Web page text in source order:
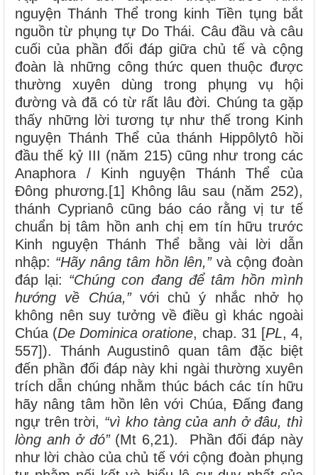
nguyện Thánh Thể trong kinh Tiền tụng bắt
nguồn từ phụng tự Do Thái. Câu đầu và câu
cuối của phần đối đáp giữa chủ tế và cộng
đoàn là những công thức quen thuộc được
thường xuyên dùng trong phụng vụ hội
đường và đã có từ rất lâu đời. Chúng ta gặp
thấy những lời tương tự như thế trong Kinh
nguyện Thánh Thể của thánh Hippôlytô hồi
đầu thế kỷ III (năm 215) cũng như trong các
Anaphora / Kinh nguyện Thánh Thể của
Đông phương.[1] Không lâu sau (năm 252),
thánh Cyprianô cũng báo cáo rằng vị tư tế
chuẩn bị tâm hồn anh chị em tín hữu trước
Kinh nguyện Thánh Thể bằng vài lời dẫn
nhập: “Hãy nâng tâm hồn lên,”và cộng đoàn
đáp lại: “Chúng con đang để tâm hồn mình
hướng về Chúa,”với chủ ý nhắc nhở họ
không nên suy tưởng về điều gì khác ngoài
Chúa (De Dominica oratione, chap. 31 [PL, 4,
557]). Thánh Augustinô quan tâm đặc biệt
đến phần đối đáp này khi ngài thường xuyên
trích dẫn chúng nhằm thúc bách các tín hữu
hãy nâng tâm hồn lên với Chúa, Đấng đang
ngự trên trời, “vì kho tàng của anh ở đâu, thì
lòng anh ở đó” (Mt 6,21). Phần đối đáp này
như lời chào của chủ tế với cộng đoàn phụng